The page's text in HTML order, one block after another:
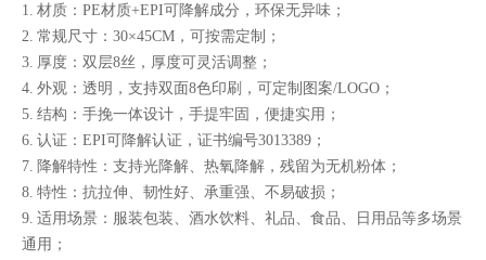
1. 材质：PE材质+EPI可降解成分，环保无异味；
2. 常规尺寸：30×45CM，可按需定制；
3. 厚度：双层8丝，厚度可灵活调整；
4. 外观：透明，支持双面8色印刷，可定制图案/LOGO；
5. 结构：手挽一体设计，手提牢固，便捷实用；
6. 认证：EPI可降解认证，证书编号3013389；
7. 降解特性：支持光降解、热氧降解，残留为无机粉体；
8. 特性：抗拉伸、韧性好、承重强、不易破损；
9. 适用场景：服装包装、酒水饮料、礼品、食品、日用品等多场景
通用；